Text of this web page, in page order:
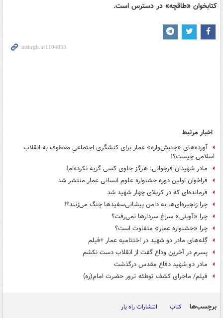
کتابخوان «طاقچه» در دسترس است.
اخبار مرتبط
آورده‌های «جنبش‌واره‌» عمار برای کنشگری اجتماعیِ معطوف به انقلاب
اسلامی چیست؟!
مادر شهیدان فرجوانی: هرگز جلوی کسی گریه نکرده‌ام!
فراخوان اولین دوره جشنواره علوم انسانی عمار منتشر شد
فرمانده‌ای که در کربلای چهار شهید شد
چرا زنجیره‌ای‌ها به دامن پیشانی‌سفیدها چنگ می‌زنند؟!
چرا «آوینی» سراغ سردارها نمی‌رفت؟
چرا «جشنواره عمار» متفاوت است؟
گِله‌های مادر دو شهید در اختتامیه عمار +فیلم
پسرم در آخرین وداع گفت از انقلاب دست نکشم
مادر دو شهید دفاع مقدس درگذشت
فیلم/ ماجرای کشف توطئه ترور حضرت امام(ره)
برچسب‌ها کتاب انتشارات راه یار